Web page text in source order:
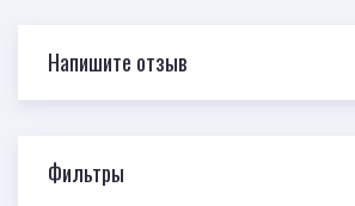
Напишите отзыв
Фильтры